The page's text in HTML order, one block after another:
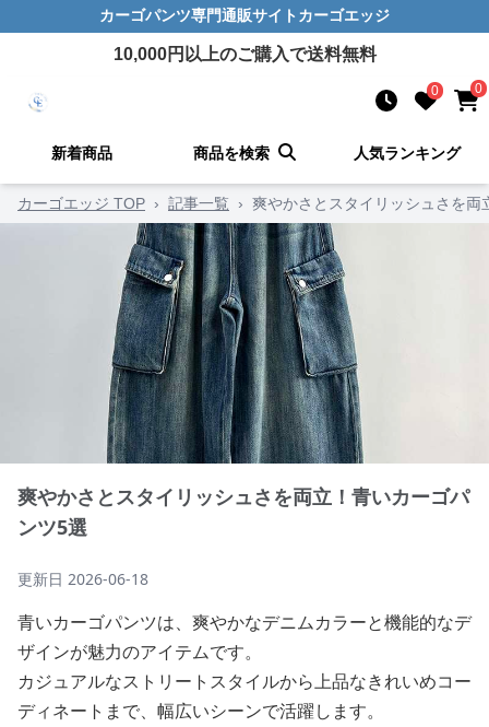
カーゴパンツ専門通販サイト カーゴエッジ
10,000円以上のご購入で送料無料
0 0
新着商品 商品を検索 人気ランキング
カーゴエッジ TOP › 記事一覧 › 爽やかさとスタイリッシュさを両
爽やかさとスタイリッシュさを両立！青いカーゴパ
ンツ5選
更新日 2026-06-18
青いカーゴパンツは、爽やかなデニムカラーと機能的なデ
ザインが魅力のアイテムです。
カジュアルなストリートスタイルから上品なきれいめコー
ディネートまで、幅広いシーンで活躍します。